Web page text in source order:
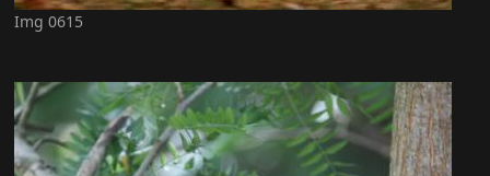
Img 0615